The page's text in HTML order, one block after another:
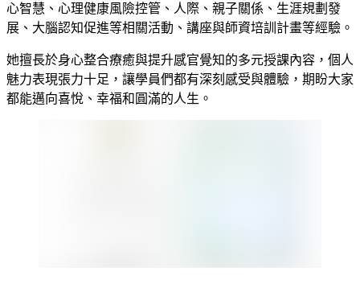
心智慧、心理健康風險控管、人際、親子關係、生涯規劃發
展、大腦認知促進等相關活動、講座與師資培訓計畫等經驗。
她擅長於身心整合療癒與提升感官覺知的多元授課內容，個人
魅力表現張力十足，讓學員們都有深刻感受與體驗，期盼大家
都能邁向喜悅、幸福和圓滿的人生。